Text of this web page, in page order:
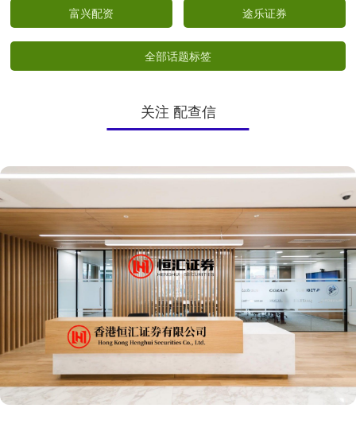
富兴配资 途乐证券
全部话题标签
关注 配查信